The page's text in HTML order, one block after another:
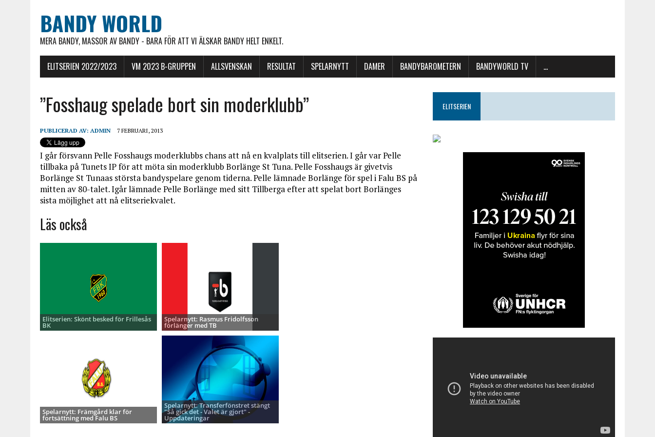
BANDY WORLD
MERA BANDY, MASSOR AV BANDY - BARA FÖR ATT VI ÄLSKAR BANDY HELT ENKELT.
ELITSERIEN 2022/2023 VM 2023 B-GRUPPEN ALLSVENSKAN RESULTAT SPELARNYTT DAMER BANDYBAROMETERN BANDYWORLD TV …
”Fosshaug spelade bort sin moderklubb”
PUBLICERAD AV: ADMIN 7 FEBRUARI, 2013
I går försvann Pelle Fosshaugs moderklubbs chans att nå en kvalplats till elitserien. I går var Pelle
tillbaka på Tunets IP för att möta sin moderklubb Borlänge St Tuna. Pelle Fosshaugs är givetvis
Borlänge St Tunaas största bandyspelare genom tiderna. Pelle lämnade Borlänge för spel i Falu BS på
mitten av 80-talet. Igår lämnade Pelle Borlänge med sitt Tillberga efter att spelat bort Borlänges
sista möjlighet att nå elitseriekvalet.
Läs också
Elitserien: Skönt besked för Frillesås
BK
Spelarnytt: Rasmus Fridolfsson
förlänger med TB
Spelarnytt: Främgård klar för
fortsättning med Falu BS
Spelarnytt: Transferfönstret stängt
"Så gick det - Valet är gjort" -
Uppdateringar
ELITSERIEN